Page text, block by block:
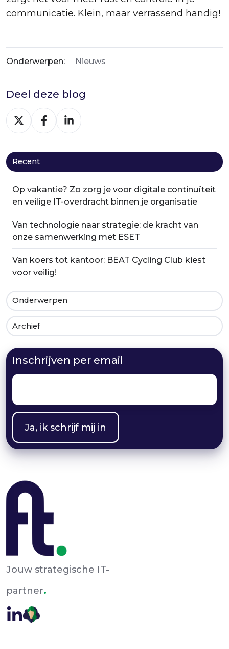
communicatie. Klein, maar verrassend handig!
Onderwerpen: Nieuws
Deel deze blog
Deel
via
Deel
via
Deel
via
Recent
Op vakantie? Zo zorg je voor digitale continuïteit
en veilige IT-overdracht binnen je organisatie
Van technologie naar strategie: de kracht van
onze samenwerking met ESET
Van koers tot kantoor: BEAT Cycling Club kiest
voor veilig!
Onderwerpen
Archief
Inschrijven per email
Email
Jouw strategische IT-
partner.